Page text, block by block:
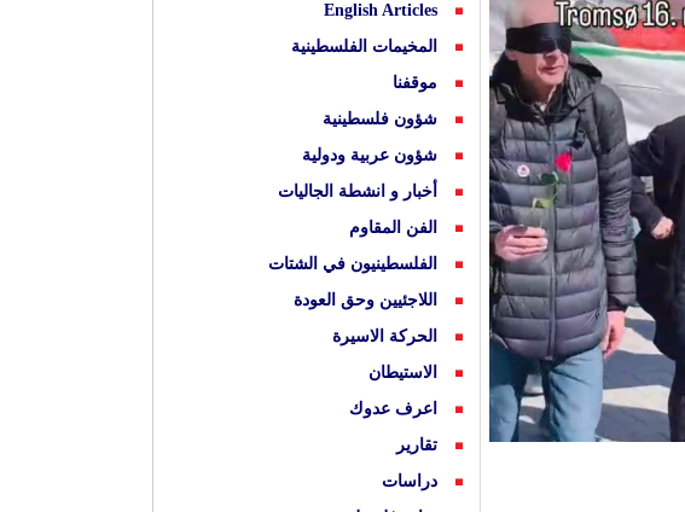
English Articles
المخيمات الفلسطينية
موقفنا
شؤون فلسطينية
شؤون عربية ودولية
أخبار و انشطة الجاليات
الفن المقاوم
الفلسطينيون في الشتات
اللاجئيين وحق العودة
الحركة الاسيرة
الاستيطان
اعرف عدوك
تقارير
دراسات